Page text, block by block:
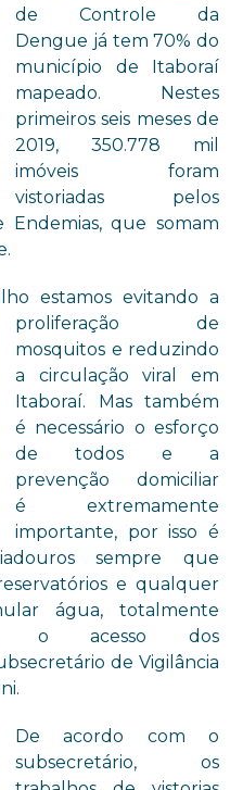
de Controle da
Dengue já tem 70% do
município de Itaboraí
mapeado. Nestes
primeiros seis meses de
2019, 350.778 mil
imóveis foram
vistoriadas pelos
que somam
estamos evitando a
proliferação de
mosquitos e reduzindo
a circulação viral em
Itaboraí. Mas também
é necessário o esforço
de todos e a
prevenção domiciliar
é extremamente
importante, por isso é
sempre que
e qualquer
água, totalmente
o acesso dos
de Vigilância
De acordo com o
subsecretário, os